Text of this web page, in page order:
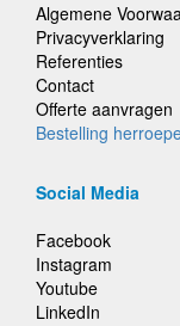
Algemene
Privacyverklaring
Referenties
Contact
Offerte aanvragen
Bestelling
Social Media
Facebook
Instagram
Youtube
LinkedIn